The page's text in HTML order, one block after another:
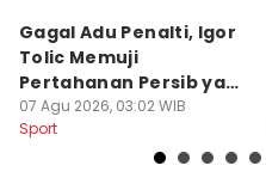
Gagal Adu Penalti, Igor
Tolic Memuji
Pertahanan Persib yang
Solid
07 Agu 2026, 03:02 WIB
Sport